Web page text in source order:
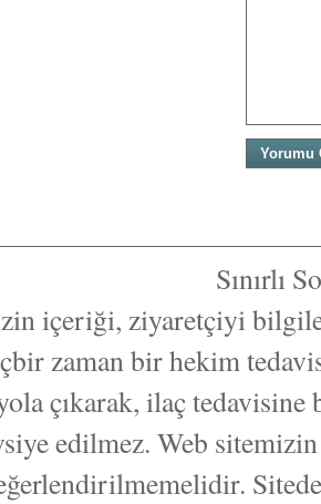
Sınırlı
içeriği, ziyaretçiyi
zaman bir hekim
çıkarak, ilaç
edilmez. Web